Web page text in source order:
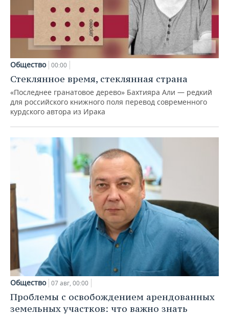
Общество 00:00
Стеклянное время, стеклянная страна
«Последнее гранатовое дерево» Бахтияра Али — редкий
для российского книжного поля перевод современного
курдского автора из Ирака
Общество 07 авг, 00:00
Проблемы с освобождением арендованных
земельных участков: что важно знать